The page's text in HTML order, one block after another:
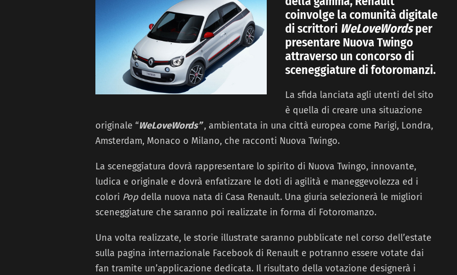
coinvolge la comunità digitale
di scrittori WeLoveWordsper
presentare Nuova Twingo
attraverso un concorso di
sceneggiature di fotoromanzi.
La sfida lanciata agli utenti del sito
è quella di creare una situazione
originale “WeLoveWords”, ambientata in una città europea come Parigi, Londra,
Amsterdam, Monaco o Milano, che racconti Nuova Twingo.
La sceneggiatura dovrà rappresentare lo spirito di Nuova Twingo, innovante,
ludica e originale e dovrà enfatizzare le doti di agilità e maneggevolezza ed i
colori Pop della nuova nata di Casa Renault. Una giuria selezionerà le migliori
sceneggiature che saranno poi realizzate in forma di Fotoromanzo.
Una volta realizzate, le storie illustrate saranno pubblicate nel corso dell’estate
sulla pagina internazionale Facebook di Renault e potranno essere votate dai
fan tramite un’applicazione dedicata. Il risultato della votazione designerà i